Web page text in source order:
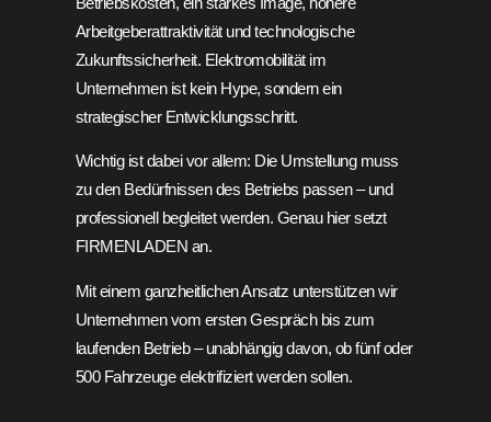
Arbeitgeberattraktivität und technologische
Zukunftssicherheit. Elektromobilität im
Unternehmen ist kein Hype, sondern ein
strategischer Entwicklungsschritt.
Wichtig ist dabei vor allem: Die Umstellung muss
zu den Bedürfnissen des Betriebs passen – und
professionell begleitet werden. Genau hier setzt
FIRMENLADEN an.
Mit einem ganzheitlichen Ansatz unterstützen wir
Unternehmen vom ersten Gespräch bis zum
laufenden Betrieb – unabhängig davon, ob fünf oder
500 Fahrzeuge elektrifiziert werden sollen.